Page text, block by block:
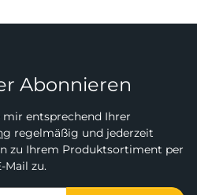
Abonnieren
mir entsprechend Ihrer
regelmäßig und jederzeit
zu Ihrem Produktsortiment per
Mail zu.